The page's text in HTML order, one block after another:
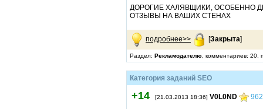
ДОРОГИЕ ХАЛЯВЩИКИ, ОСОБЕННО
ОТЗЫВЫ НА ВАШИХ СТЕНАХ
подробнее>> [Закрыта]
Раздел: Рекламодателю , комментариев:
Категория заданий SEO
+14 [21.03.2013 18:36] V0L0ND